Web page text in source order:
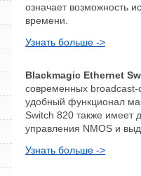
означает возможность
времени.
Узнать больше ->
Blackmagic Ethernet
современных broadcast-
удобный функционал
Switch 820 также имеет
управления NMOS и
Узнать больше ->